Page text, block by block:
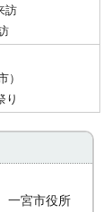
訪
）
り
一宮市役所